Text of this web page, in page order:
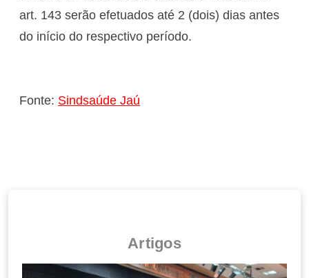
art. 143 serão efetuados até 2 (dois) dias antes
do início do respectivo período.
Fonte: Sindsaúde Jaú
Artigos